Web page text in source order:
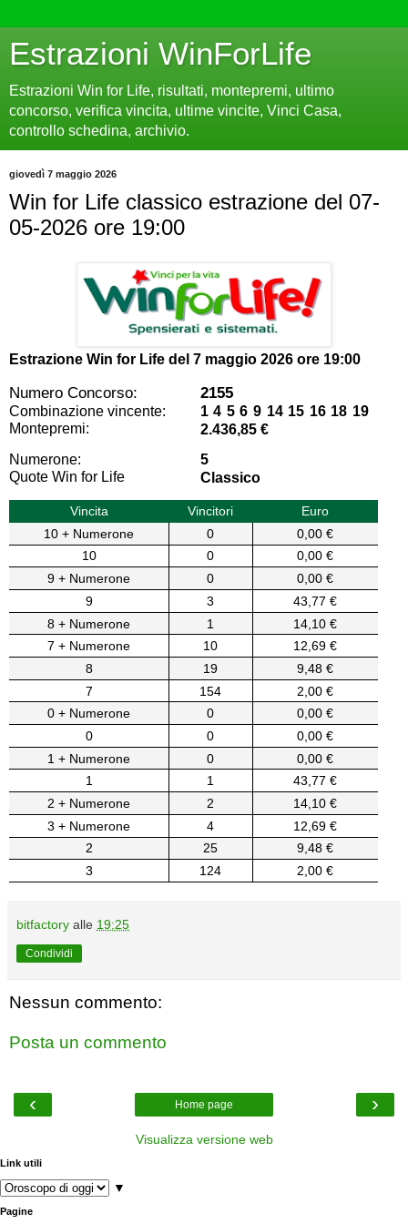
Estrazioni WinForLife
Estrazioni Win for Life, risultati, montepremi, ultimo
concorso, verifica vincita, ultime vincite, Vinci Casa,
controllo schedina, archivio.
giovedì 7 maggio 2026
Win for Life classico estrazione del 07-
05-2026 ore 19:00
Estrazione Win for Life del 7 maggio 2026 ore 19:00
Numero Concorso: 2155
Combinazione vincente:
1 4 5 6 9 14 15 16 18 19
Montepremi:
2.436,85 €
Numerone:
5
Quote Win for Life
Classico
Vincita Vincitori
Euro
10 + Numerone
0
0,00 €
10
0
0,00 €
9 + Numerone
0
0,00 €
9
3
43,77 €
8 + Numerone
1
14,10 €
7 + Numerone
10
12,69 €
8
19
9,48 €
7
154
2,00 €
0 + Numerone
0
0,00 €
0
0
0,00 €
1 + Numerone
0
0,00 €
1
1
43,77 €
2 + Numerone
2
14,10 €
3 + Numerone
4
12,69 €
2
25
9,48 €
3
124 2,00 €
bitfactory alle 19:25
Condividi
Nessun commento:
Posta un commento
‹ ›
Home page
Visualizza versione web
Link utili
▼
Pagine